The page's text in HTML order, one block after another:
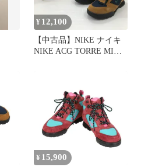
¥ 12,100
【中古品】NIKE ナイキ
NIKE ACG TORRE MID
ド スニーカー 靴 【160-
251207-rt-07-tag】
¥ 15,900